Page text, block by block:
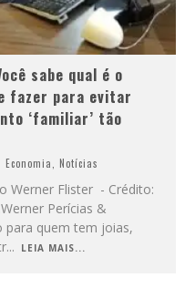
sabe qual é o
fazer para evitar
‘familiar’ tão
Economia Notícias
Werner Flister - Crédito:
Perícias &
para quem tem joias,
... LEIA MAIS...